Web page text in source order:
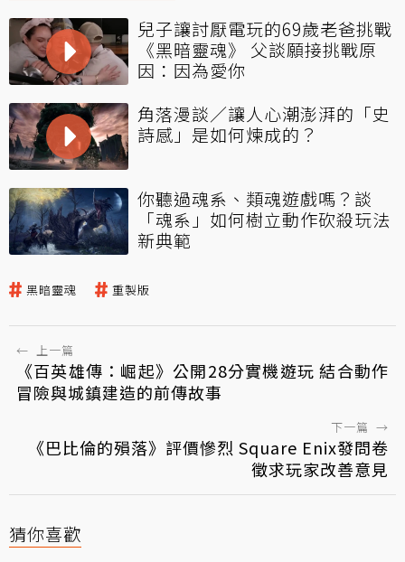
兒子讓討厭電玩的69歲老爸挑戰
《黑暗靈魂》 父談願接挑戰原
因：因為愛你
角落漫談／讓人心潮澎湃的「史
詩感」是如何煉成的？
你聽過魂系、類魂遊戲嗎？談
「魂系」如何樹立動作砍殺玩法
新典範
黑暗靈魂 重製版
← 上一篇
《百英雄傳：崛起》公開28分實機遊玩 結合動作
冒險與城鎮建造的前傳故事
下一篇 →
《巴比倫的殞落》評價慘烈 Square Enix發問卷
徵求玩家改善意見
猜你喜歡